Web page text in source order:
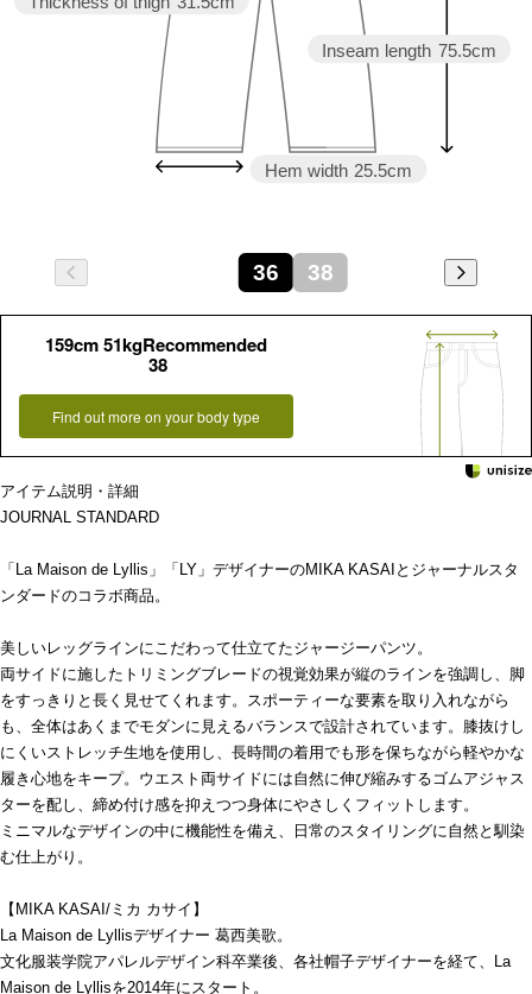
Inseam length 75.5cm
Hem width 25.5cm
36 38
159cm 51kgRecommended
38
Find out more on your body type
アイテム説明・詳細
JOURNAL STANDARD
「La Maison de Lyllis」「LY」デザイナーのMIKA KASAIとジャーナルスタ
ンダードのコラボ商品。
美しいレッグラインにこだわって仕立てたジャージーパンツ。
両サイドに施したトリミングブレードの視覚効果が縦のラインを強調し、脚
をすっきりと長く見せてくれます。スポーティーな要素を取り入れながら
も、全体はあくまでモダンに見えるバランスで設計されています。膝抜けし
にくいストレッチ生地を使用し、長時間の着用でも形を保ちながら軽やかな
履き心地をキープ。ウエスト両サイドには自然に伸び縮みするゴムアジャス
ターを配し、締め付け感を抑えつつ身体にやさしくフィットします。
ミニマルなデザインの中に機能性を備え、日常のスタイリングに自然と馴染
む仕上がり。
【MIKA KASAI/ミカ カサイ】
La Maison de Lyllisデザイナー 葛西美歌。
文化服装学院アパレルデザイン科卒業後、各社帽子デザイナーを経て、La
Maison de Lyllisを2014年にスタート。